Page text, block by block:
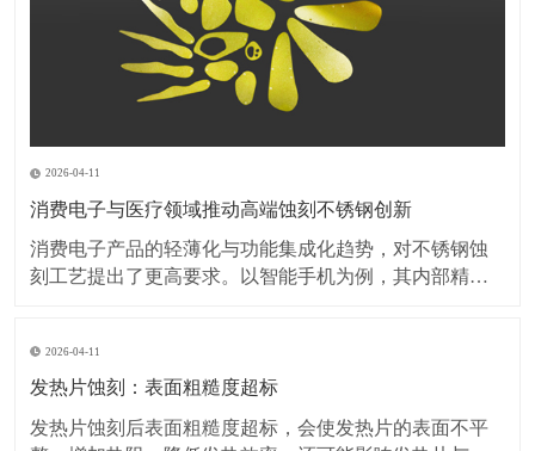
2026-04-11
消费电子与医疗领域推动高端蚀刻不锈钢创新
消费电子产品的轻薄化与功能集成化趋势，对不锈钢蚀
刻工艺提出了更高要求。以智能手机为例，其内部精密
构加工。此外，可穿戴设备对金属外壳的装饰性需求激
增，蚀刻工艺与PVD镀膜、阳极氧化等表面处理技术的
2026-04-11
发热片蚀刻：表面粗糙度超标
发热片蚀刻后表面粗糙度超标，会使发热片的表面不平